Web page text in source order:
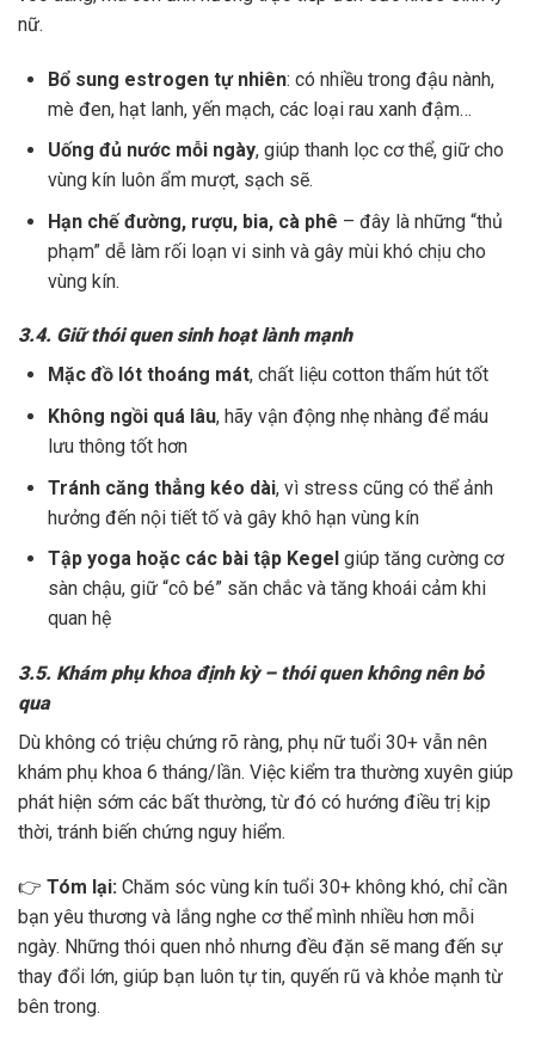
nữ.
Bổ sung estrogen tự nhiên: có nhiều trong đậu nành,
mè đen, hạt lanh, yến mạch, các loại rau xanh đậm…
Uống đủ nước mỗi ngày, giúp thanh lọc cơ thể, giữ cho
vùng kín luôn ẩm mượt, sạch sẽ.
Hạn chế đường, rượu, bia, cà phê – đây là những “thủ
phạm” dễ làm rối loạn vi sinh và gây mùi khó chịu cho
vùng kín.
3.4. Giữ thói quen sinh hoạt lành mạnh
Mặc đồ lót thoáng mát, chất liệu cotton thấm hút tốt
Không ngồi quá lâu, hãy vận động nhẹ nhàng để máu
lưu thông tốt hơn
Tránh căng thẳng kéo dài, vì stress cũng có thể ảnh
hưởng đến nội tiết tố và gây khô hạn vùng kín
Tập yoga hoặc các bài tập Kegel giúp tăng cường cơ
sàn chậu, giữ “cô bé” săn chắc và tăng khoái cảm khi
quan hệ
3.5. Khám phụ khoa định kỳ – thói quen không nên bỏ
qua
Dù không có triệu chứng rõ ràng, phụ nữ tuổi 30+ vẫn nên
khám phụ khoa 6 tháng/lần. Việc kiểm tra thường xuyên giúp
phát hiện sớm các bất thường, từ đó có hướng điều trị kịp
thời, tránh biến chứng nguy hiểm.
👉 Tóm lại: Chăm sóc vùng kín tuổi 30+ không khó, chỉ cần
bạn yêu thương và lắng nghe cơ thể mình nhiều hơn mỗi
ngày. Những thói quen nhỏ nhưng đều đặn sẽ mang đến sự
thay đổi lớn, giúp bạn luôn tự tin, quyến rũ và khỏe mạnh từ
bên trong.